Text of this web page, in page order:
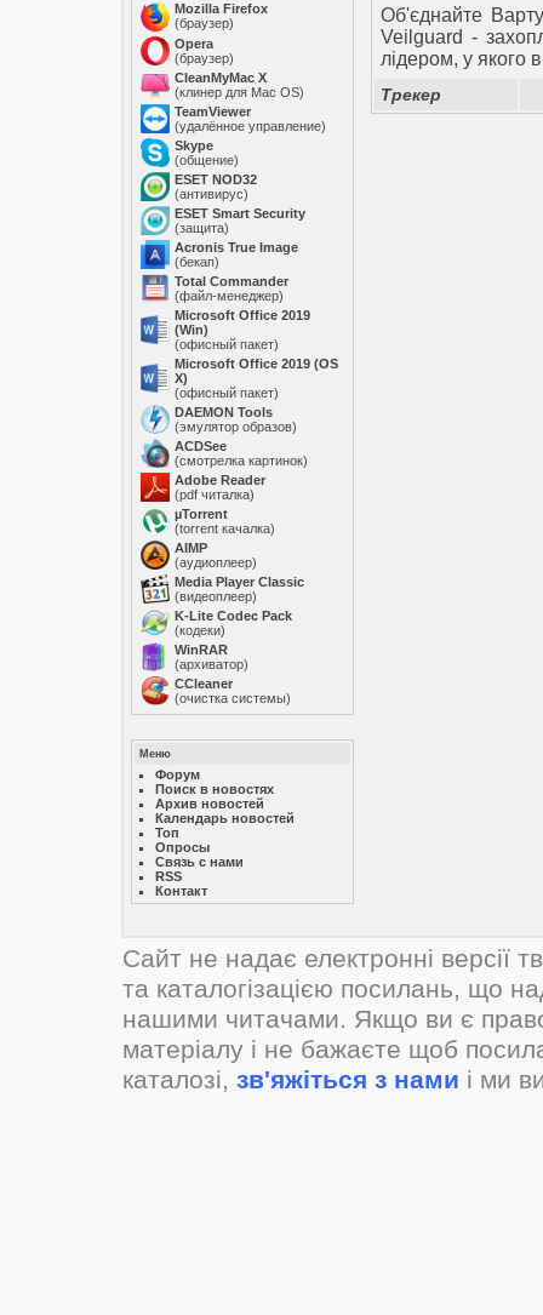
Mozilla Firefox
(браузер)
Opera
(браузер)
CleanMyMac X
(клинер для Mac OS)
TeamViewer
(удалённое управление)
Skype
(общение)
ESET NOD32
(антивирус)
ESET Smart Security
(защита)
Acronis True Image
(бекап)
Total Commander
(файл-менеджер)
Microsoft Office 2019
(Win)
(офисный пакет)
Microsoft Office 2019 (OS
X)
(офисный пакет)
DAEMON Tools
(эмулятор образов)
ACDSee
(смотрелка картинок)
Adobe Reader
(pdf читалка)
µTorrent
(torrent качалка)
AIMP
(аудиоплеер)
Media Player Classic
(видеоплеер)
K-Lite Codec Pack
(кодеки)
WinRAR
(архиватор)
ССleaner
(очистка системы)
Меню
Форум
Поиск в новостях
Архив новостей
Календарь новостей
Топ
Опросы
Связь с нами
RSS
Контакт
Об'єднайте
Veilguard -
лідером, у якого
Трекер
Сайт не надає електронні версії
та каталогізацією посилань, що
нашими читачами. Якщо ви є
матеріалу і не бажаєте щоб
каталозі, зв'яжіться з нами і ми